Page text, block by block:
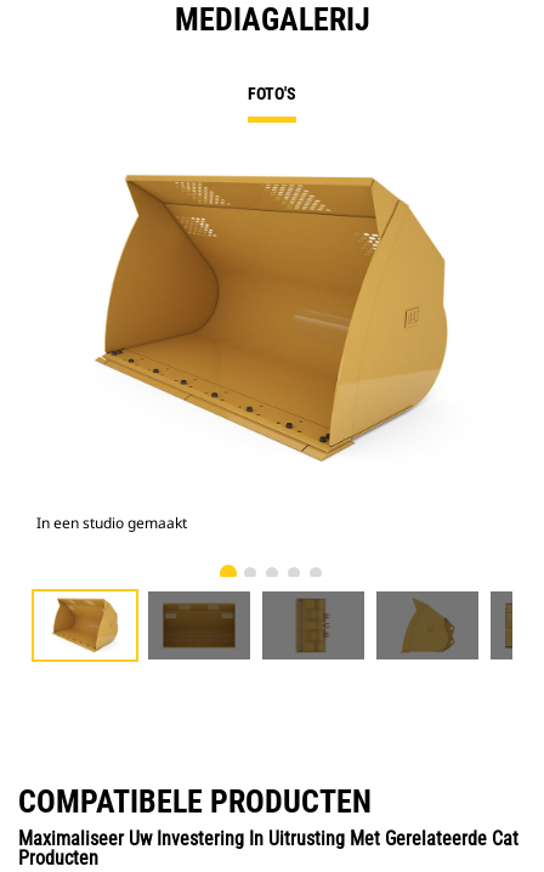
MEDIAGALERIJ
FOTO'S
In een studio gemaakt
COMPATIBELE PRODUCTEN
Maximaliseer Uw Investering In Uitrusting Met Gerelateerde Cat
Producten